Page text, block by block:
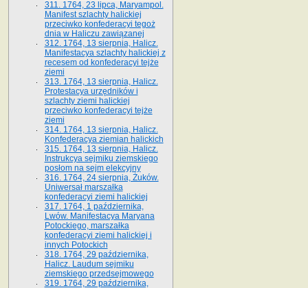
311. 1764, 23 lipca, Maryampol.
Manifest szlachty halickiej
przeciwko konfederacyi tegoż
dnia w Haliczu zawiązanej
312. 1764, 13 sierpnia, Halicz.
Manifestacya szlachty halickiej z
recesem od konfederacyi tejże
ziemi
313. 1764, 13 sierpnia, Halicz.
Protestacya urzędników i
szlachty ziemi halickiej
przeciwko konfederacyi tejże
ziemi
314. 1764, 13 sierpnia, Halicz.
Konfederacya ziemian halickich
315. 1764, 13 sierpnia, Halicz.
Instrukcya sejmiku ziemskiego
posłom na sejm elekcyjny
316. 1764, 24 sierpnia, Żuków.
Uniwersał marszałka
konfederacyi ziemi halickiej
317. 1764, 1 października,
Lwów. Manifestacya Maryana
Potockiego, marszałka
konfederacyi ziemi halickiej i
innych Potockich
318. 1764, 29 października,
Halicz. Laudum sejmiku
ziemskiego przedsejmowego
319. 1764, 29 października,